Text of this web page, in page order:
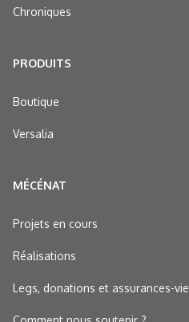
Chroniques
PRODUITS
Boutique
Versalia
MÉCÉNAT
Projets en cours
Réalisations
Legs, donations et assurances-vie